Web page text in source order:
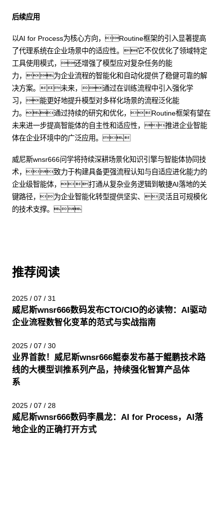
后续应用
以AI for Process为核心方向，Routine框架的引入显著提高
了代理系统在企业场景中的适应性。它不仅优化了领域特定
工具使用模式，还增强了模型应对复杂任务的能
力，为企业流程的智能化和自动化提供了稳健可靠的解
决方案。未来，通过在训练流程中引入强化学
习，能更好地提升模型对多样化场景的流程泛化能
力。通过持续的研究和优化，Routine框架有望在
未来进一步提高智能体的自主性和适应性，推进企业智能
体在企业环境中的广泛应用。
威尼斯wnsr666问学将持续深耕场景化知识引擎与智能体协同技
术，致力于构建具备更强流程认知与自适应进化能力的
企业级智能体，打通从复杂业务逻辑到敏捷AI落地的关
键路径，为企业智能化转型提供坚实、灵活且可规模化
的技术支撑。
推荐阅读
2025 / 07 / 31
威尼斯wnsr666数码发布CTO/CIO的必读物：AI驱动
企业流程数智化变革的范式与实战指南
2025 / 07 / 30
业界首款！威尼斯wnsr666鲲泰发布基于鲲鹏技术路
线的大模型训推系列产品，持续强化智算产品体
系
2025 / 07 / 28
威尼斯wnsr666数码李晨龙：AI for Process，AI落
地企业的正确打开方式